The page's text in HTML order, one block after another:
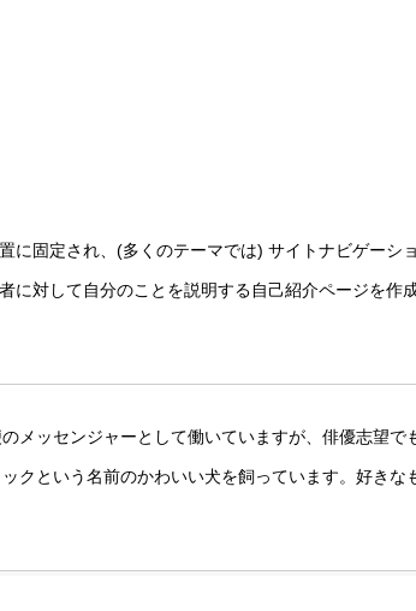
に固定され、(多くのテーマでは) サイトナビゲーシ
に対して自分のことを説明する自己紹介ページを作
メッセンジャーとして働いていますが、俳優志望で
クという名前のかわいい犬を飼っています。好きな